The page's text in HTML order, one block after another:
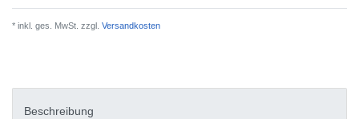
* inkl. ges. MwSt. zzgl. Versandkosten
Beschreibung